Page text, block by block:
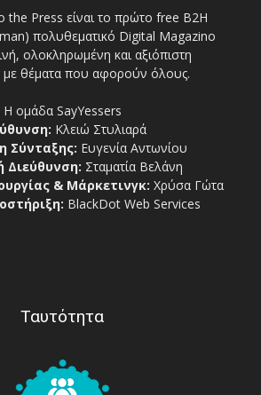
the Press είναι το πρώτο free Β2Η
πολυθεματικό Digital Magazino
ολοκληρωμένη και αξιόπιστη
θέματα που αφορούν όλους.
Η ομάδα SayYessers
Κλειώ Στυλιαρά
Σύνταξης: Ευγενία Αντωνίου
Διεύθυνση: Σταματία Βελάνη
& Μάρκετινγκ: Χρύσα Γώτα
BlackDot Web Services
Ταυτότητα